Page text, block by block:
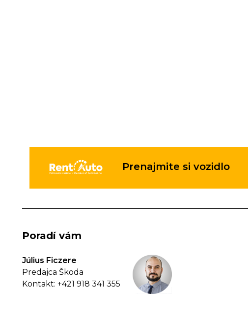
Prenajmite si vozidlo
Poradí vám
Július Ficzere
Predajca Škoda
Kontakt: +421 918 341 355